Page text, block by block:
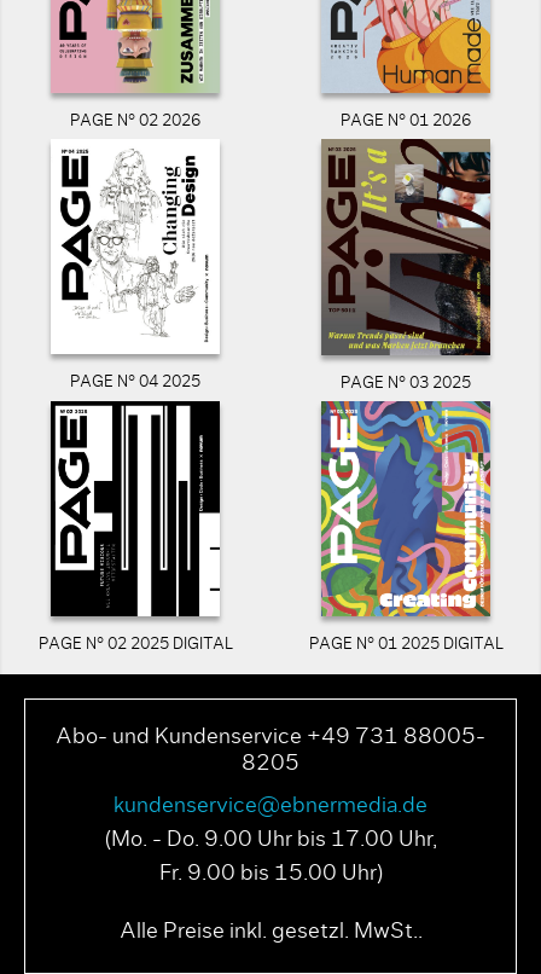
PAGE N° 02 2026 PAGE N° 01 2026
PAGE N° 04 2025 PAGE N° 03 2025
PAGE N° 02 2025 DIGITAL PAGE N° 01 2025 DIGITAL
Abo- und Kundenservice +49 731 88005-
8205
kundenservice@ebnermedia.de
(Mo. - Do. 9.00 Uhr bis 17.00 Uhr,
Fr. 9.00 bis 15.00 Uhr)
Alle Preise inkl. gesetzl. MwSt..